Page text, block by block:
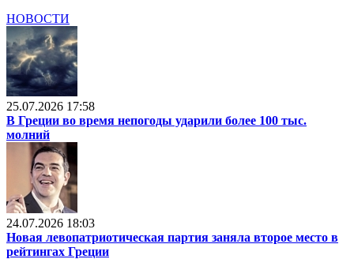
НОВОСТИ
25.07.2026 17:58
В Греции во время непогоды ударили более 100 тыс.
молний
24.07.2026 18:03
Новая левопатриотическая партия заняла второе место в
рейтингах Греции